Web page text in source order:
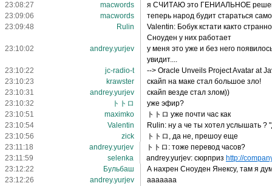
23:08:27
macwords
я СЧИТАЮ это ГЕНИАЛЬНОЕ
23:09:06
macwords
теперь народ будит стараться
23:09:48
Rulin
Valentin: Бобук кстати както
Сноуден у них работает
23:10:02
andrey.yurjev
у меня это уже и без него
увидит....
23:10:22
jc-radio-t
--> Oracle Unveils Project Avatar at
23:10:23
krawster
скайп на маке стал большое зло!
23:10:31
andrey.yurjev
скайп везде стал злом))
23:10:32
トトロ
уже эфир?
23:10:51
maximko
トトロ уже почти час как
23:10:54
Valentin
Rulin: ну а че ты хотел услышать ?
23:10:56
zick
トトロ, да не, прешоу еще
23:11:18
andrey.yurjev
トトロ: тоже перевод часов?
23:11:59
selenka andrey.yurjev: сюрприз http://
23:12:22
Бульбаш
А нахрен Сноуден Янексу, там я
23:12:26
andrey.yurjev
ааааааа